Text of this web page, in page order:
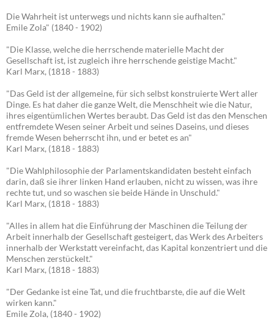
Die Wahrheit ist unterwegs und nichts kann sie aufhalten."
Emile Zola" (1840 - 1902)
"Die Klasse, welche die herrschende materielle Macht der
Gesellschaft ist, ist zugleich ihre herrschende geistige Macht."
Karl Marx, (1818 - 1883)
"Das Geld ist der allgemeine, für sich selbst konstruierte Wert aller
Dinge. Es hat daher die ganze Welt, die Menschheit wie die Natur,
ihres eigentümlichen Wertes beraubt. Das Geld ist das den Menschen
entfremdete Wesen seiner Arbeit und seines Daseins, und dieses
fremde Wesen beherrscht ihn, und er betet es an"
Karl Marx, (1818 - 1883)
"Die Wahlphilosophie der Parlamentskandidaten besteht einfach
darin, daß sie ihrer linken Hand erlauben, nicht zu wissen, was ihre
rechte tut, und so waschen sie beide Hände in Unschuld."
Karl Marx, (1818 - 1883)
"Alles in allem hat die Einführung der Maschinen die Teilung der
Arbeit innerhalb der Gesellschaft gesteigert, das Werk des Arbeiters
innerhalb der Werkstatt vereinfacht, das Kapital konzentriert und die
Menschen zerstückelt."
Karl Marx, (1818 - 1883)
"Der Gedanke ist eine Tat, und die fruchtbarste, die auf die Welt
wirken kann."
Emile Zola, (1840 - 1902)